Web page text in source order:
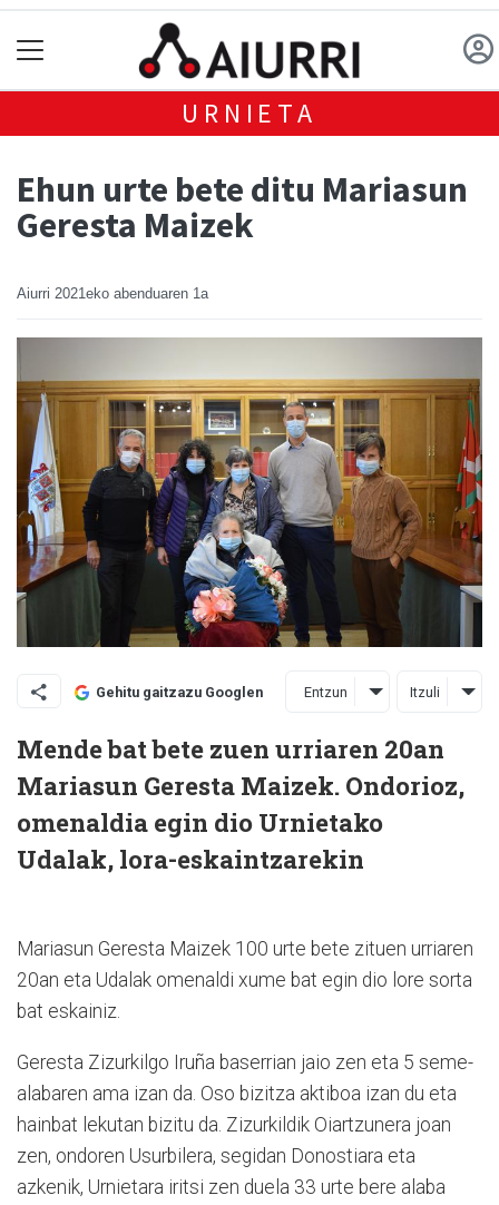
URNIETA
Ehun urte bete ditu Mariasun
Geresta Maizek
Aiurri 2021eko abenduaren 1a
Gehitu gaitzazu Googlen Entzun Itzuli
Mende bat bete zuen urriaren 20an
Mariasun Geresta Maizek. Ondorioz,
omenaldia egin dio Urnietako
Udalak, lora-eskaintzarekin
Mariasun Geresta Maizek 100 urte bete zituen urriaren
20an eta Udalak omenaldi xume bat egin dio lore sorta
bat eskainiz.
Geresta Zizurkilgo Iruña baserrian jaio zen eta 5 seme-
alabaren ama izan da. Oso bizitza aktiboa izan du eta
hainbat lekutan bizitu da. Zizurkildik Oiartzunera joan
zen, ondoren Usurbilera, segidan Donostiara eta
azkenik, Urnietara iritsi zen duela 33 urte bere alaba